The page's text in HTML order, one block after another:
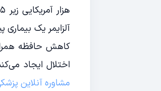
آلزایمر یک
کاهش حافظه
اختلال ایجاد
مشاوره آنلاین